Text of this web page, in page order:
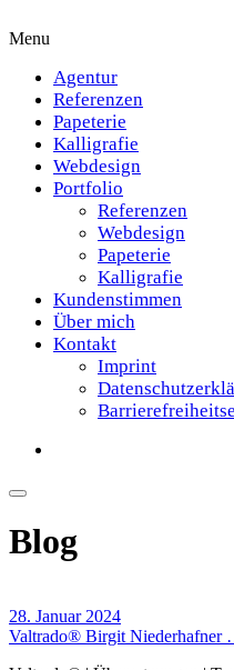
Menu
Agentur
Referenzen
Papeterie
Kalligrafie
Webdesign
Portfolio
Referenzen
Webdesign
Papeterie
Kalligrafie
Kundenstimmen
Über mich
Kontakt
Imprint
Blog
28. Januar 2024
Valtrado® Birgit Niederhafner